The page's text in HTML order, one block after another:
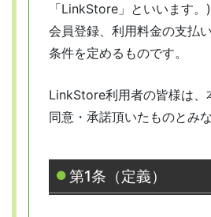
「LinkStore」といいます
会員登録、利用料金の支払
条件を定めるものです。
LinkStore利用者の皆様は、
同意・承諾頂いたものとみな
第1条（定義）